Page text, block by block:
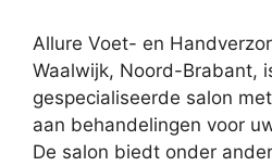
Allure Voet- en
Waalwijk, Noord-Brabant,
gespecialiseerde salon
aan behandelingen voor
De salon biedt onder